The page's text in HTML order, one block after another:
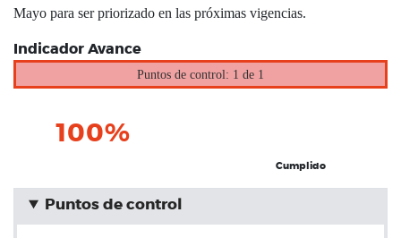
Mayo para ser priorizado en las próximas vigencias.
Indicador Avance
Puntos de control: 1 de 1
100%
Cumplido
Puntos de control